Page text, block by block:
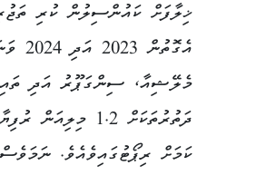
ޚިލާފަށް ކައުންސިލުން ކުރި
މެލޭޝިއާ، ސިންގަޕޫރު އަދި
ދަތުރުތަކަށް 1.2
ކަމަށް ރިޕޯޓުގައިވެއެވެ.